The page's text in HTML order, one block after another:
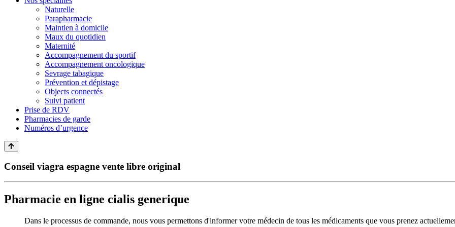
Naturelle
Parapharmacie
Maintien à domicile
Maux du quotidien
Maternité
Accompagnement du sportif
Accompagnement oncologique
Sevrage tabagique
Prévention et dépistage
Objects connectés
Suivi patient
Prise de RDV
Pharmacies de garde
Numéros d’urgence
Conseil viagra espagne vente libre original
Pharmacie en ligne cialis generique
Dans le processus de commande, nous vous permettons d'informer votre médecin de tous les médicaments que vous prenez